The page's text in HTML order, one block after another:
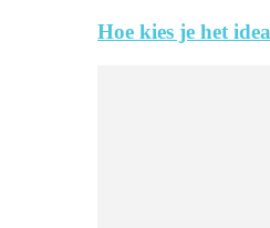
Hoe kies je het